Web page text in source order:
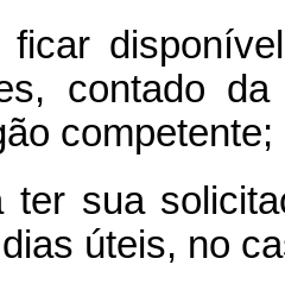
contado
competente;
ter sua
úteis, no